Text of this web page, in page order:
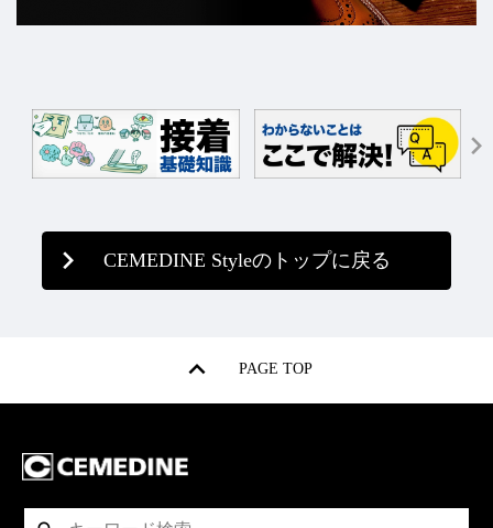
CEMEDINE Styleのトップに戻る
PAGE TOP